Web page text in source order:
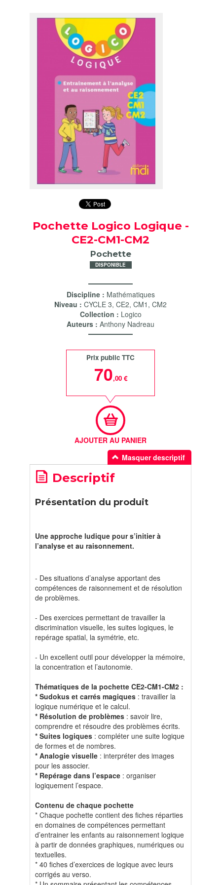
Pochette Logico Logique -
CE2-CM1-CM2
Pochette
DISPONIBLE
Discipline : Mathématiques
Niveau : CYCLE 3, CE2, CM1 , CM2
Collection : Logico
Auteurs : Anthony Nadreau
Prix public TTC
70,00 €
AJOUTER AU PANIER
Masquer descriptif
Descriptif
Présentation du produit
Une approche ludique pour s’initier à
l’analyse et au raisonnement.
- Des situations d’analyse apportant des
compétences de raisonnement et de résolution
de problèmes.
- Des exercices permettant de travailler la
discrimination visuelle, les suites logiques, le
repérage spatial, la symétrie, etc.
- Un excellent outil pour développer la mémoire,
la concentration et l’autonomie.
Thématiques de la pochette CE2-CM1-CM2 :
* Sudokus et carrés magiques : travailler la
logique numérique et le calcul.
* Résolution de problèmes : savoir lire,
comprendre et résoudre des problèmes écrits.
* Suites logiques : compléter une suite logique
de formes et de nombres.
* Analogie visuelle : interpréter des images
pour les associer.
* Repérage dans l’espace : organiser
logiquement l’espace.
Contenu de chaque pochette
* Chaque pochette contient des fiches réparties
en domaines de compétences permettant
d’entrainer les enfants au raisonnement logique
à partir de données graphiques, numériques ou
textuelles.
* 40 fiches d’exercices de logique avec leurs
corrigés au verso.